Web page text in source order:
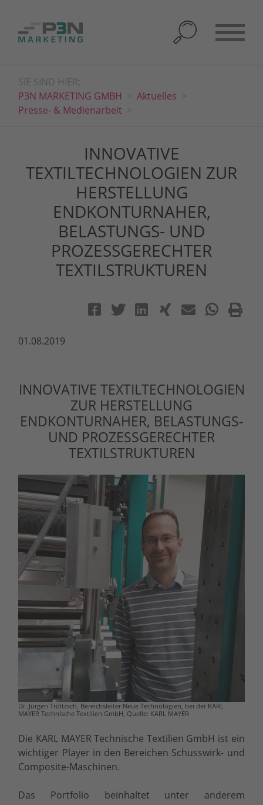
SIE SIND HIER:
P3N MARKETING GMBH
Aktuelles
Presse- & Medienarbeit
INNOVATIVE
TEXTILTECHNOLOGIEN ZUR
HERSTELLUNG
ENDKONTURNAHER,
BELASTUNGS- UND
PROZESSGERECHTER
TEXTILSTRUKTUREN
01.08.2019
INNOVATIVE TEXTILTECHNOLOGIEN
ZUR HERSTELLUNG
ENDKONTURNAHER, BELASTUNGS-
UND PROZESSGERECHTER
TEXTILSTRUKTUREN
Dr. Jürgen Tröltzsch, Bereichsleiter Neue Technologien, bei der KARL
MAYER Technische Textilien GmbH, Quelle: KARL MAYER
Die KARL MAYER Technische Textilien GmbH ist ein
wichtiger Player in den Bereichen Schusswirk- und
Composite-Maschinen.
Das Portfolio beinhaltet unter anderem